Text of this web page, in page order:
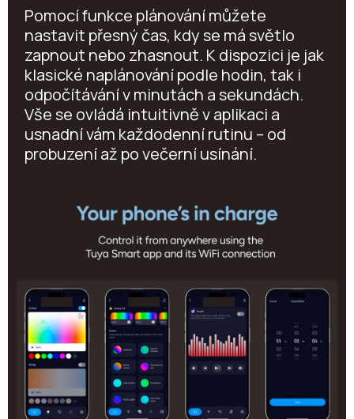
Pomocí funkce plánování můžete
nastavit přesný čas, kdy se má světlo
zapnout nebo zhasnout. K dispozici je jak
klasické naplánování podle hodin, tak i
odpočítávání v minutách a sekundách.
Vše se ovládá intuitivně v aplikaci a
usnadní vám každodenní rutinu – od
probuzení až po večerní usínání.